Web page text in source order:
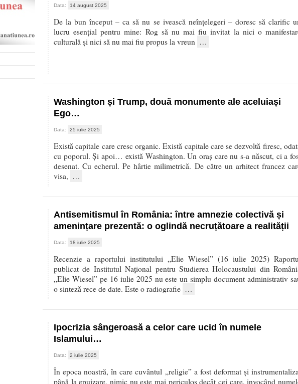
Data: 14 august 2025
De la bun început – ca să nu se ivească neînțelegeri – doresc să clarific
lucru esențial pentru mine: Rog să nu mai fiu invitat la nici o
culturală și nici să nu mai fiu propus la vreun …
Washington și Trump, două monumente ale aceluiași
Ego…
Data: 25 iulie 2025
Există capitale care cresc organic. Există capitale care se dezvoltă firesc,
cu poporul. Și apoi… există Washington. Un oraș care nu s-a născut, ci a
desenat. Cu echerul. Pe hârtie milimetrică. De către un arhitect francez
visa, …
Antisemitismul în România: între amnezie colectivă și
amenințare prezentă: o oglindă necruțătoare a realității
Data: 18 iulie 2025
Recenzie a raportului institutului „Elie Wiesel” (16 iulie 2025)
publicat de Institutul Național pentru Studierea Holocaustului din
„Elie Wiesel” pe 16 iulie 2025 nu este un simplu document administrativ
o sinteză rece de date. Este o radiografie …
Ipocrizia sângeroasă a celor care ucid în numele
Islamului…
Data: 2 iulie 2025
În epoca noastră, în care cuvântul „religie” a fost deformat și
până la epuizare, nimic nu este mai periculos decât cei care, invocând